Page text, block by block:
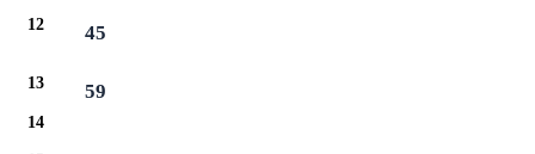
12 45
13 59
14